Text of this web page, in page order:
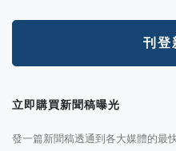
刊登
立即購買新聞稿曝光
發一篇新聞稿透通到各大媒體的最